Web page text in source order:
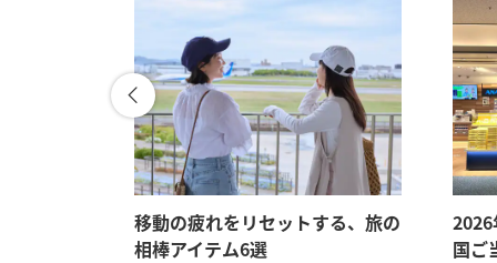
移動の疲れをリセットする、旅の
相棒アイテム6選
2026
国ご